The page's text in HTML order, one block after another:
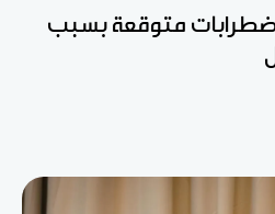
متوقعة بسبب